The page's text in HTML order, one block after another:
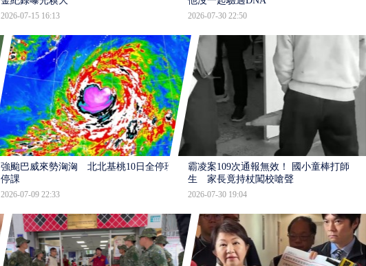
2026-07-15 16:13 2026-07-30 22:50
強颱巴威來勢洶洶 北北基桃10日全停班
停課
2026-07-09 22:33
霸凌案109次通報無效！ 國小童棒打師
生 家長竟持杖闖校嗆聲
2026-07-30 19:04